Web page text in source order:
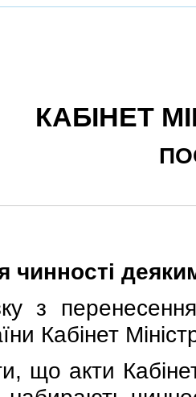
КАБIНЕТ
чинностi
Кабiнет
акти